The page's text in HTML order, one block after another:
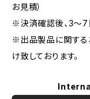
お見積）
※決済確認後、3～7
※出品製品に関する
け致しております。